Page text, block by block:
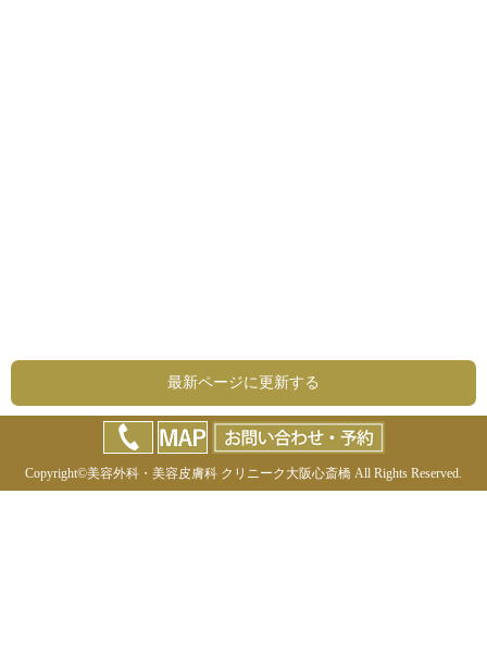
最新ページに更新する
Copyright©美容外科・美容皮膚科 クリニーク大阪心斎橋 All Rights Reserved.